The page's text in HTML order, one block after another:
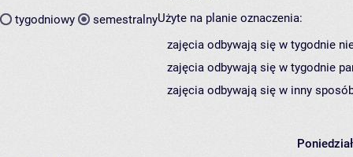
tygodniowy semestralnyUżyte na planie oznaczenia:
zajęcia odbywają się w tygodnie
zajęcia odbywają się w tygodnie
zajęcia odbywają się w inny